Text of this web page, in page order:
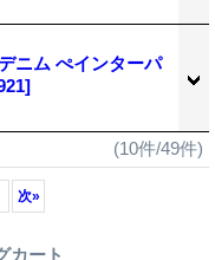
ニム ぺインターパ
(10件/49件)
次»
カート